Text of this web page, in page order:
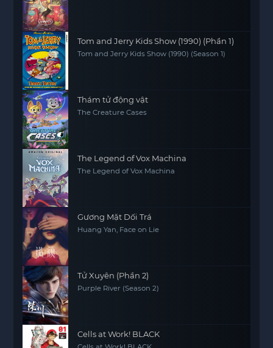
Tom and Jerry Kids Show (1990) (Phần 1)
Tom and Jerry Kids Show (1990) (Season 1)
Thám tử động vật
The Creature Cases
The Legend of Vox Machina
The Legend of Vox Machina
Gương Mặt Dối Trá
Huang Yan, Face on Lie
Tử Xuyên (Phần 2)
Purple River (Season 2)
Cells at Work! BLACK